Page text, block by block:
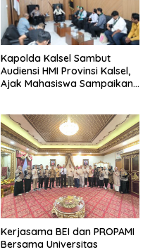
Kapolda Kalsel Sambut
Audiensi HMI Provinsi Kalsel,
Ajak Mahasiswa Sampaikan
Kerjasama BEI dan PROPAMI
Bersama Universitas